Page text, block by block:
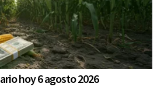
hoy 6 agosto 2026